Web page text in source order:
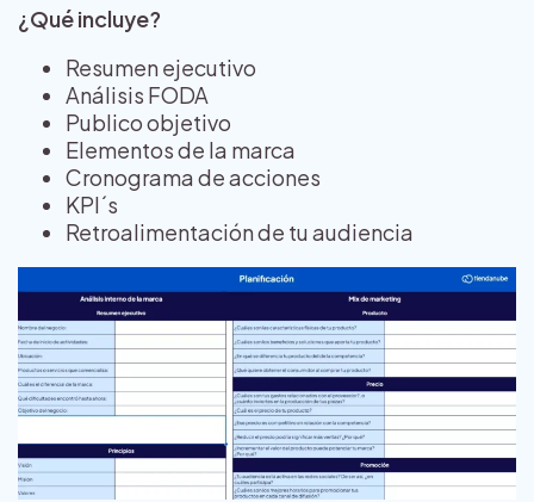
¿Qué incluye?
Resumen ejecutivo
Análisis FODA
Publico objetivo
Elementos de la marca
Cronograma de acciones
KPI´s
Retroalimentación de tu audiencia